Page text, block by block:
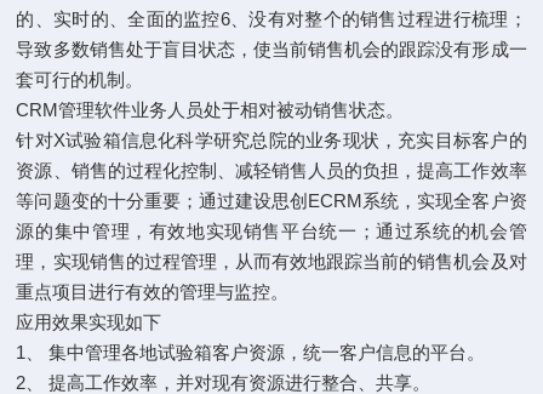
的、实时的、全面的监控6、没有对整个的销售过程进行梳理；
导致多数销售处于盲目状态，使当前销售机会的跟踪没有形成一
套可行的机制。
CRM管理软件业务人员处于相对被动销售状态。
针对X试验箱信息化科学研究总院的业务现状，充实目标客户的
资源、销售的过程化控制、减轻销售人员的负担，提高工作效率
等问题变的十分重要；通过建设思创ECRM系统，实现全客户资
源的集中管理，有效地实现销售平台统一；通过系统的机会管
理，实现销售的过程管理，从而有效地跟踪当前的销售机会及对
重点项目进行有效的管理与监控。
应用效果实现如下
1、 集中管理各地试验箱客户资源，统一客户信息的平台。
2、 提高工作效率，并对现有资源进行整合、共享。